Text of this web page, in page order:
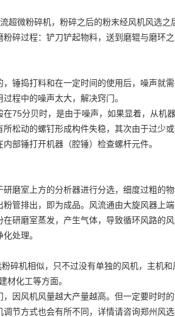
超微粉碎机，粉碎之后的粉末经风机风选之
碎过程：铲刀铲起物料，送到磨辊与磨环
锤捣打料和在一定时间的使用后，噪声就
程中的噪声太大，解决窍门。
75分贝时，是由于噪声，如果显着，从机
松动的螺钉形成构件失稳，其次由于过少
部锤打开机器（腔锤）检查螺杆元件。
磨室上方的分析器进行分选，细度过粗的
管排出，即为成品。风流通由大旋风器上
研磨室蒸发，产生气体，导致循环风路的风
处理。
碎机相似，只不过没有单独的风机，主机和
材化工等方面。
因风机风量越大产量越高。但一定要时时
节方式也会有所不同，详情请咨询郑州风